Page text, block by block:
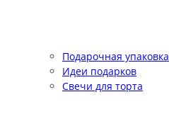
Подарочная упаковка
Идеи подарков
Свечи для торта